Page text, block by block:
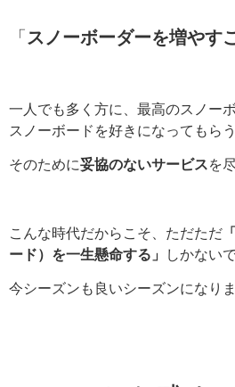
「スノーボーダーを増やす
一人でも多く方に、最高のスノー
スノーボードを好きになってもらう
そのために妥協のないサービスを
こんな時代だからこそ、ただただ
ード）を一生懸命する」 しかない
今シーズンも良いシーズンになりま